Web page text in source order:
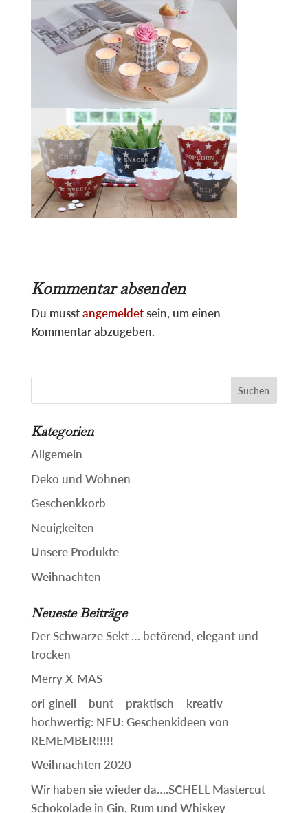
Kommentar absenden
Du musstangemeldetsein, um einen
Kommentar abzugeben.
Kategorien
Allgemein
Deko und Wohnen
Geschenkkorb
Neuigkeiten
Unsere Produkte
Weihnachten
Neueste Beiträge
Der Schwarze Sekt … betörend, elegant und
trocken
Merry X-MAS
ori-ginell – bunt – praktisch – kreativ –
hochwertig: NEU: Geschenkideen von
REMEMBER!!!!!
Weihnachten 2020
Wir haben sie wieder da….SCHELL Mastercut
Schokolade in Gin, Rum und Whiskey